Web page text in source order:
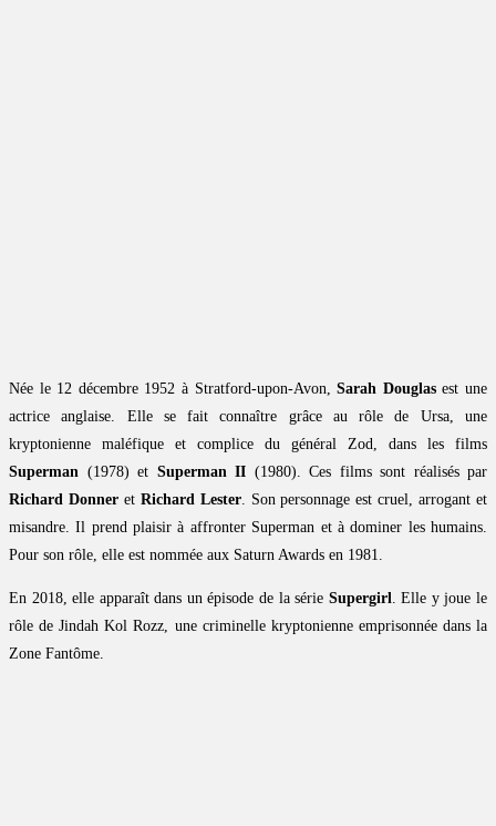
Née le 12 décembre 1952 à Stratford-upon-Avon,Sarah Douglasest une
actrice anglaise. Elle se fait connaître grâce au rôle de Ursa, une
kryptonienne maléfique et complice du général Zod, dans les films
Superman (1978) et Superman II (1980). Ces films sont réalisés par
Richard Donneret Richard Lester. Son personnage est cruel, arrogant et
misandre. Il prend plaisir à affronter Superman et à dominer les humains.
Pour son rôle, elle est nommée aux Saturn Awards en 1981.
En 2018, elle apparaît dans un épisode de la série Supergirl . Elle y joue le
rôle de Jindah Kol Rozz, une criminelle kryptonienne emprisonnée dans la
Zone Fantôme.